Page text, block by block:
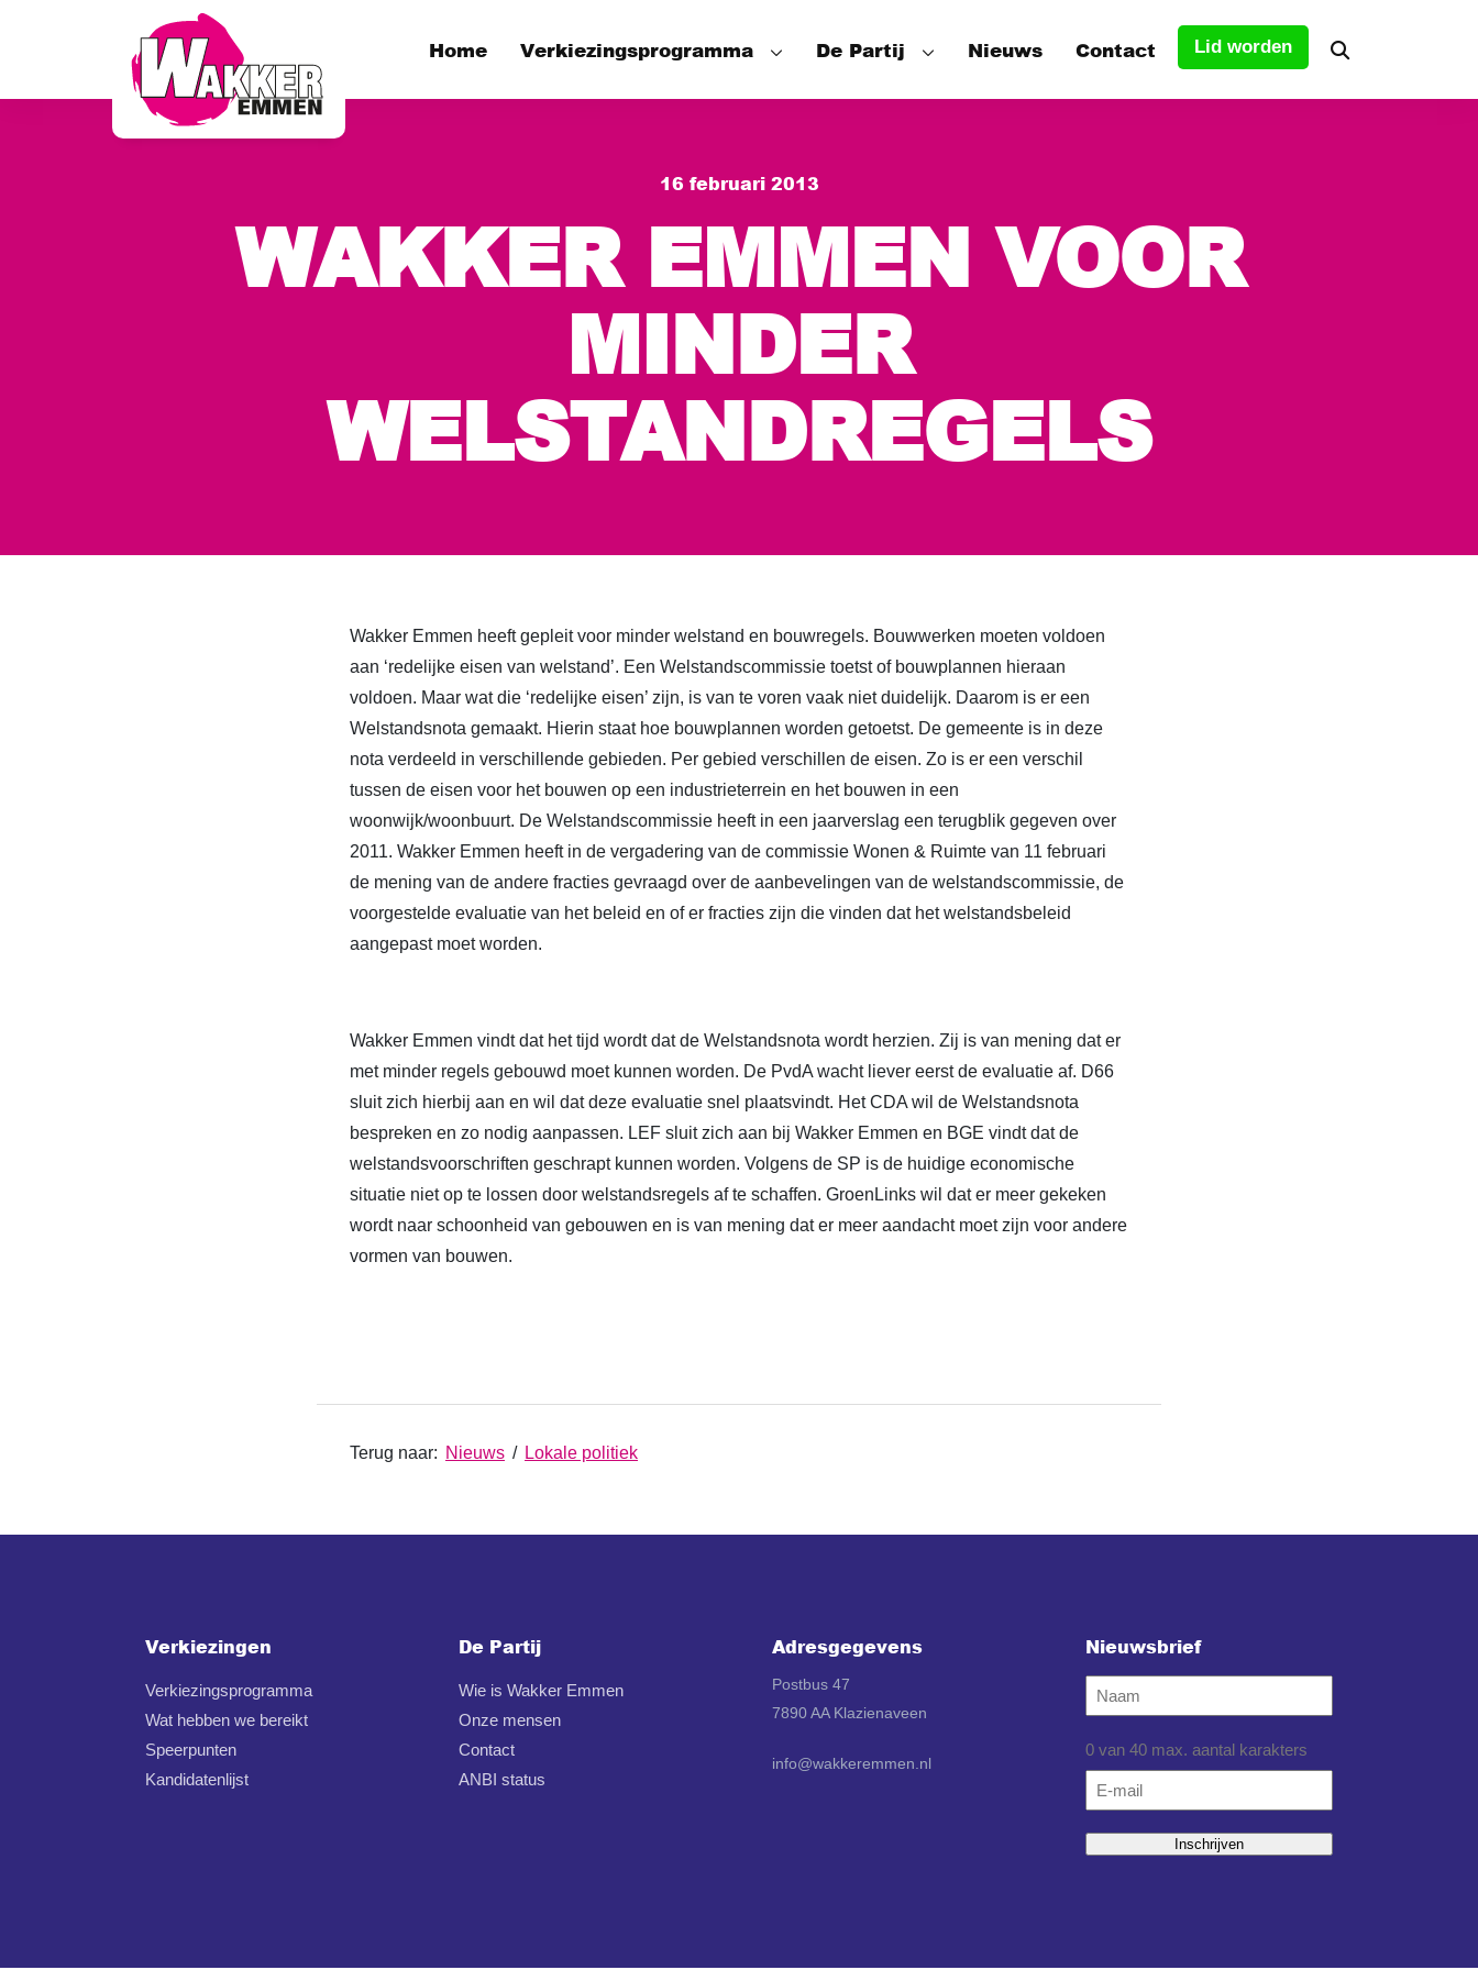
Home Verkiezingsprogramma
Wat hebben we bereikt
De Partij
De Fractie
De Wethouders
Nieuws Contact Lid worden
16 februari 2013
WAKKER EMMEN VOOR
MINDER
WELSTANDREGELS
Wakker Emmen heeft gepleit voor minder welstand en bouwregels. Bouwwerken moeten voldoen
aan ‘redelijke eisen van welstand’. Een Welstandscommissie toetst of bouwplannen hieraan
voldoen. Maar wat die ‘redelijke eisen’ zijn, is van te voren vaak niet duidelijk. Daarom is er een
Welstandsnota gemaakt. Hierin staat hoe bouwplannen worden getoetst. De gemeente is in deze
nota verdeeld in verschillende gebieden. Per gebied verschillen de eisen. Zo is er een verschil
tussen de eisen voor het bouwen op een industrieterrein en het bouwen in een
woonwijk/woonbuurt. De Welstandscommissie heeft in een jaarverslag een terugblik gegeven over
2011. Wakker Emmen heeft in de vergadering van de commissie Wonen & Ruimte van 11 februari
de mening van de andere fracties gevraagd over de aanbevelingen van de welstandscommissie, de
voorgestelde evaluatie van het beleid en of er fracties zijn die vinden dat het welstandsbeleid
aangepast moet worden.
Wakker Emmen vindt dat het tijd wordt dat de Welstandsnota wordt herzien. Zij is van mening dat er
met minder regels gebouwd moet kunnen worden. De PvdA wacht liever eerst de evaluatie af. D66
sluit zich hierbij aan en wil dat deze evaluatie snel plaatsvindt. Het CDA wil de Welstandsnota
bespreken en zo nodig aanpassen. LEF sluit zich aan bij Wakker Emmen en BGE vindt dat de
welstandsvoorschriften geschrapt kunnen worden. Volgens de SP is de huidige economische
situatie niet op te lossen door welstandsregels af te schaffen. GroenLinks wil dat er meer gekeken
wordt naar schoonheid van gebouwen en is van mening dat er meer aandacht moet zijn voor andere
vormen van bouwen.
Terug naar: Nieuws / Lokale politiek
Verkiezingen
Verkiezingsprogramma
Wat hebben we bereikt
Speerpunten
Kandidatenlijst
De Partij
Wie is Wakker Emmen
Onze mensen
Contact
ANBI status
Adresgegevens
Postbus 47
7890 AA Klazienaveen
info@wakkeremmen.nl
Nieuwsbrief
0 van 40 max. aantal karakters
Inschrijven